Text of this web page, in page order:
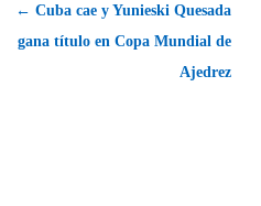
← Cuba cae y Yunieski Quesada
gana título en Copa Mundial de
Ajedrez